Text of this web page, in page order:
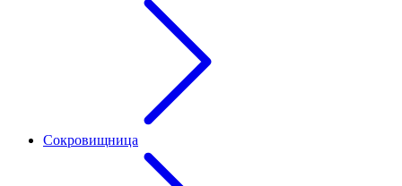
Сокровищница